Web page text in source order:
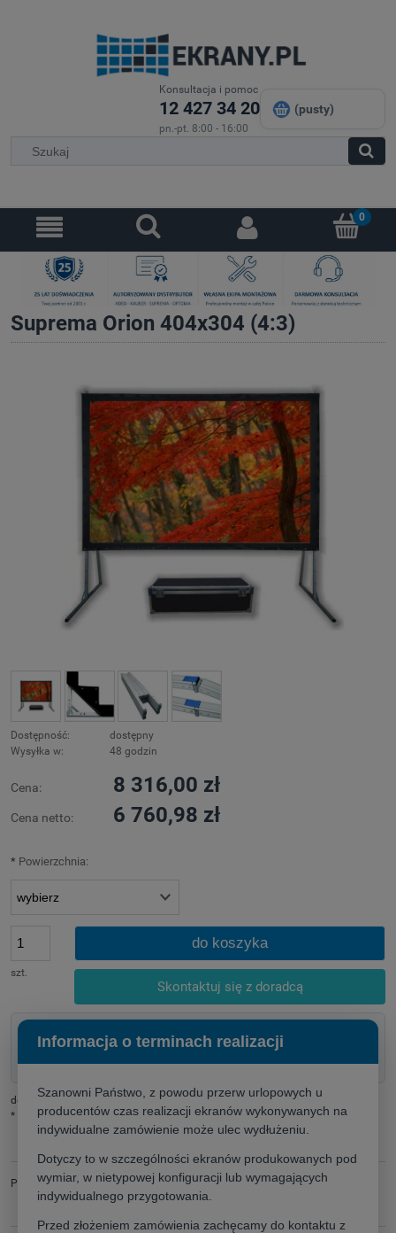
Konsultacja i pomoc
12 427 34 20
pn.-pt. 8:00 - 16:00
(pusty)
Suprema Orion 404x304 (4:3)
Dostępność:
dostępny
Wysyłka w:
48 godzin
Cena: 8 316,00 zł
Cena netto: 6 760,98 zł
* Powierzchnia:
szt.
do koszyka
Skontaktuj się z doradcą
Doradztwo techniczne przed zakupem
Pomoc w doborze rozwiązania
Szybka wycena dla firm i instytucji
dodaj do przechowalni
* - Pole wymagane
Producent:
zapytaj o produkt
Informacja o terminach realizacji
Szanowni Państwo, z powodu przerw urlopowych u
producentów czas realizacji ekranów wykonywanych na
indywidualne zamówienie może ulec wydłużeniu.
Dotyczy to w szczególności ekranów produkowanych pod
wymiar, w nietypowej konfiguracji lub wymagających
indywidualnego przygotowania.
Przed złożeniem zamówienia zachęcamy do kontaktu z